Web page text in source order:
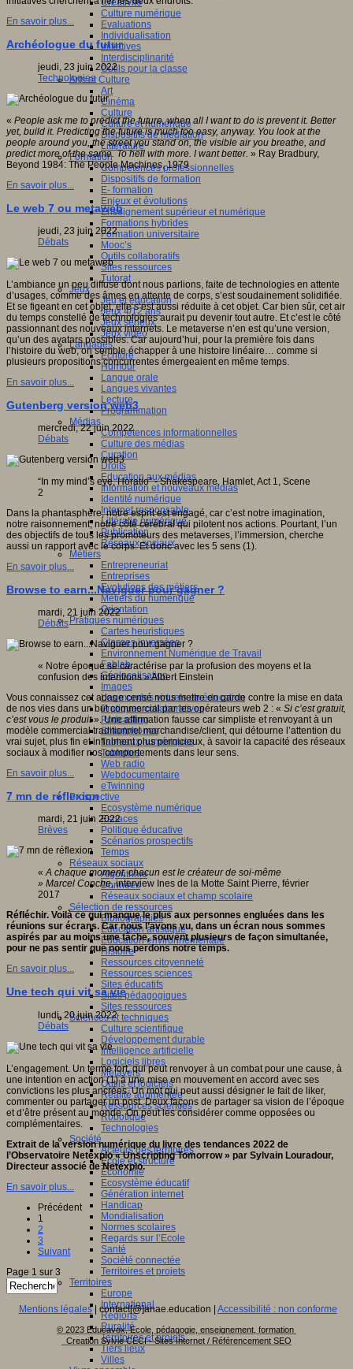
Créativité
Culture numérique
Evaluations
Individualisation
Initiatives
Interdisciplinarité
Outils pour la classe
Arts et Culture
Art
Cinéma
Culture
Culture et numérique
Dispositifs de médiation
Littérature
Formation
Compétences professionnelles
Dispositifs de formation
E- formation
Enjeux et évolutions
Enseignement supérieur et numérique
Formations hybrides
Formation universitaire
Mooc’s
Outils collaboratifs
Sites ressources
Tutorat
Jeux
Jeu et éducation
Jeux 4/12 ans
Jeux sérieux
Jeux vidéo
Langages
Ecriture
Humour
Langue orale
Langues vivantes
Lecture
Programmation
Médias
Compétences informationnelles
Culture des médias
Curation
Droits
Education aux médias
Information et nouveaux médias
Identité numérique
Internet responsable
Littératie numérique
Publication
Réseaux sociaux
Métiers
Entrepreneuriat
Entreprises
Evolutions des métiers
Métiers du numérique
Orientation
Pratiques numériques
Cartes heuristiques
Classes inversées
Environnement Numérique de Travail
Fablab
Géolocalisation
Images
Les mondes virtuels en éducation
Pratiques collaboratives
Podcasting
Smartphones
Tableaux numériques
Tablettes
Web radio
Webdocumentaire
eTwinning
Prospective
Ecosystème numérique
Espaces
Politique éducative
Scénarios prospectifs
Temps
Réseaux sociaux
Algorithme
Données
Réseaux sociaux et champ scolaire
Sélection de ressources
Bibliographies
Education artistique
Education environnementale
Histoire
Ressources citoyenneté
Ressources sciences
Sites éducatifs
Sites pédagogiques
Sites ressources
Sciences et techniques
Culture scientifique
Développement durable
Intelligence artificielle
Logiciels libres
Métavers
Outils et logiciels
Réalité augmentée
Ressources sciences
Robotique
Technologies
Société
Acteurs des territoires
Ecole et structure
Economie
Ecosystème éducatif
Génération internet
Handicap
Mondialisation
Normes scolaires
Regards sur l’Ecole
Santé
Société connectée
Territoires et projets
Territoires
Europe
International
Régions
Ruralité
Territoires et projets
Tiers lieux
Villes
En savoir plus...
Archéologue du futur
jeudi, 23 juin 2022
Technologies
« People ask me to predict the future, when all I want to do is prevent it. Better
yet, build it. Predicting the future is much too easy, anyway. You look at the
people around you, the street you stand on, the visible air you breathe, and
predict more of the same. To hell with more. I want better. » Ray Bradbury,
Beyond 1984: The People Machines, 1979
En savoir plus...
Le web 7 ou metaweb
jeudi, 23 juin 2022
Débats
L’ambiance un peu diffuse dont nous parlions, faite de technologies en attente
d’usages, comme des âmes en attente de corps, s’est soudainement solidifiée.
Et se figeant en cet objet, elle s’est aussi réduite à cet objet. Car bien sûr, cet air
du temps constellé de technologies aurait pu devenir tout autre. Et c’est le côté
passionnant des nouveaux internets. Le metaverse n’en est qu’une version,
qu’un des avatars possibles. Car aujourd’hui, pour la première fois dans
l’histoire du web, on semble échapper à une histoire linéaire… comme si
plusieurs propositions concurrentes émergeaient en même temps.
En savoir plus...
Gutenberg version web3
mercredi, 22 juin 2022
Débats
“In my mind’s eye, Horatio” - Shakespeare, Hamlet, Act 1, Scene
2
Dans la phantasphère, notre esprit est engagé, car c’est notre imagination,
notre raisonnement, notre côté cérébral qui pilotent nos actions. Pourtant, l’un
des objectifs de tous les promoteurs des metaverses, l’immersion, cherche
aussi un rapport avec le corps. Et donc avec les 5 sens (1).
En savoir plus...
Browse to earn...Naviguer pour gagner ?
mardi, 21 juin 2022
Débats
« Notre époque se caractérise par la profusion des moyens et la
confusion des intentions » Albert Einstein
Vous connaissez cet adage censé nous mettre en garde contre la mise en data
de nos vies dans un but commercial par les opérateurs web 2 : « Si c’est gratuit,
c’est vous le produit». Une affirmation fausse car simpliste et renvoyant à un
modèle commercial traditionnel marchandise/client, qui détourne l’attention du
vrai sujet, plus fin et infiniment plus pernicieux, à savoir la capacité des réseaux
sociaux à modifier nos comportements dans leur sens.
En savoir plus...
7 mn de réflexion
mardi, 21 juin 2022
Brèves
« A chaque moment, chacun est le créateur de soi-même
» Marcel Conche, interview Ines de la Motte Saint Pierre, février
2017
Réfléchir. Voilà ce qui manque le plus aux personnes engluées dans les
réunions sur écrans. Car nous l’avons vu, dans un écran nous sommes
aspirés par au moins une tâche, souvent plusieurs de façon simultanée,
pour ne pas sentir que nous perdons notre temps.
En savoir plus...
Une tech qui vit sa vie
lundi, 20 juin 2022
Débats
L’engagement. Un terme fort, qui peut renvoyer à un combat pour une cause, à
une intention en action (1) à une mise en mouvement en accord avec ses
convictions les plus ancrées. Un mot qui peut aussi désigner le fait de liker,
commenter ou partager un post. Deux façons de partager sa vision de l’époque
et d’être présent au monde. On peut les considérer comme opposées ou
complémentaires.
Extrait de la version numérique du livre des tendances 2022 de
l’Observatoire Netexplo « Unscripting Tomorrow » par Sylvain Louradour,
Directeur associé de Netexplo.
En savoir plus...
Précédent
1
2
3
Suivant
Page 1 sur 3
Mentions légales| contact[@]anae.education | Accessibilité : non conforme
© 2023 Educavox, Ecole, pédagogie, enseignement, formation
Creation Sylvie CECI - Sites Internet / Référencement SEO